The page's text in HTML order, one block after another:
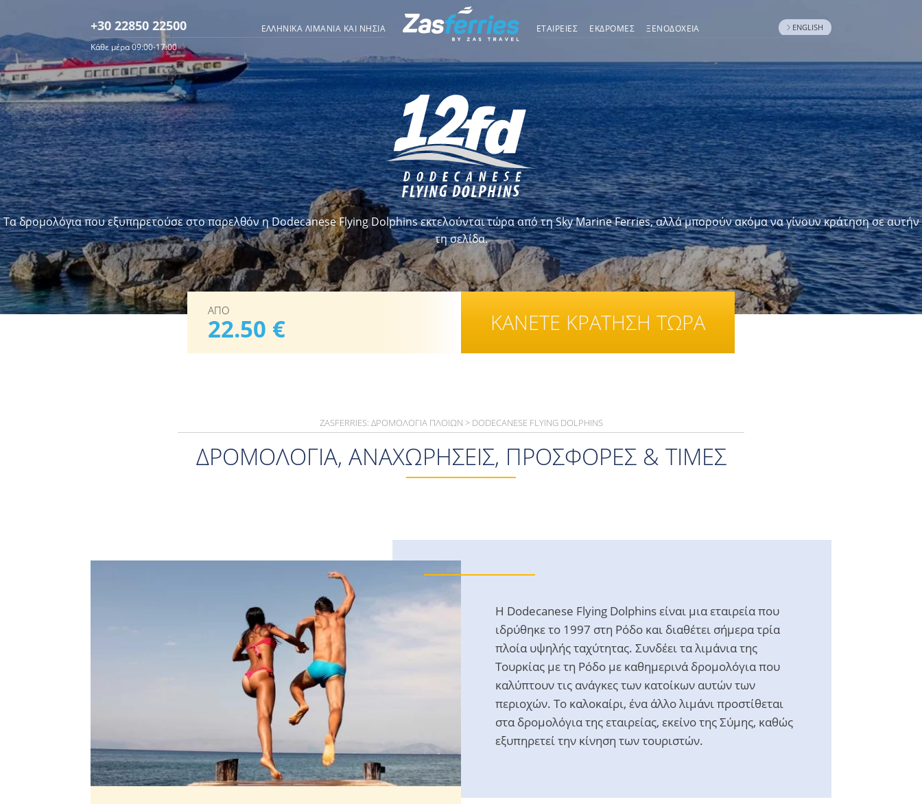
+30 22850 22500 ΕΛΛΗΝΙΚΆ ΛΙΜΆΝΙΑ ΚΑΙ ΝΗΣΙΆ ΕΤΑΙΡΕΙΕΣ ΕΚΔΡΟΜΈΣ ΞΕΝΟΔΟΧΕΊΑ ENGLISH
Κάθε μέρα 09:00-17:00
Tα δρομολόγια που εξυπηρετούσε στο παρελθόν η Dodecanese Flying Dolphins εκτελούνται τώρα από τη Sky Marine Ferries, αλλά μπορούν ακόμα να γίνουν κράτηση σε αυτήν
τη σελίδα.
ΑΠΟ
22.50 € ΚΑΝΕΤΕ ΚΡΑΤΗΣΗ ΤΩΡΑ
ZASFERRIES: ΔΡΟΜΟΛΌΓΙΑ ΠΛΟΊΩΝ > DODECANESE FLYING DOLPHINS
ΔΡΟΜΟΛΌΓΙΑ, ΑΝΑΧΩΡΉΣΕΙΣ, ΠΡΟΣΦΟΡΈΣ & ΤΙΜΈΣ
Η Dodecanese Flying Dolphins είναι μια εταιρεία που
ιδρύθηκε το 1997 στη Ρόδο και διαθέτει σήμερα τρία
πλοία υψηλής ταχύτητας. Συνδέει τα λιμάνια της
Τουρκίας με τη Ρόδο με καθημερινά δρομολόγια που
καλύπτουν τις ανάγκες των κατοίκων αυτών των
περιοχών. Το καλοκαίρι, ένα άλλο λιμάνι προστίθεται
στα δρομολόγια της εταιρείας, εκείνο της Σύμης, καθώς
εξυπηρετεί την κίνηση των τουριστών.